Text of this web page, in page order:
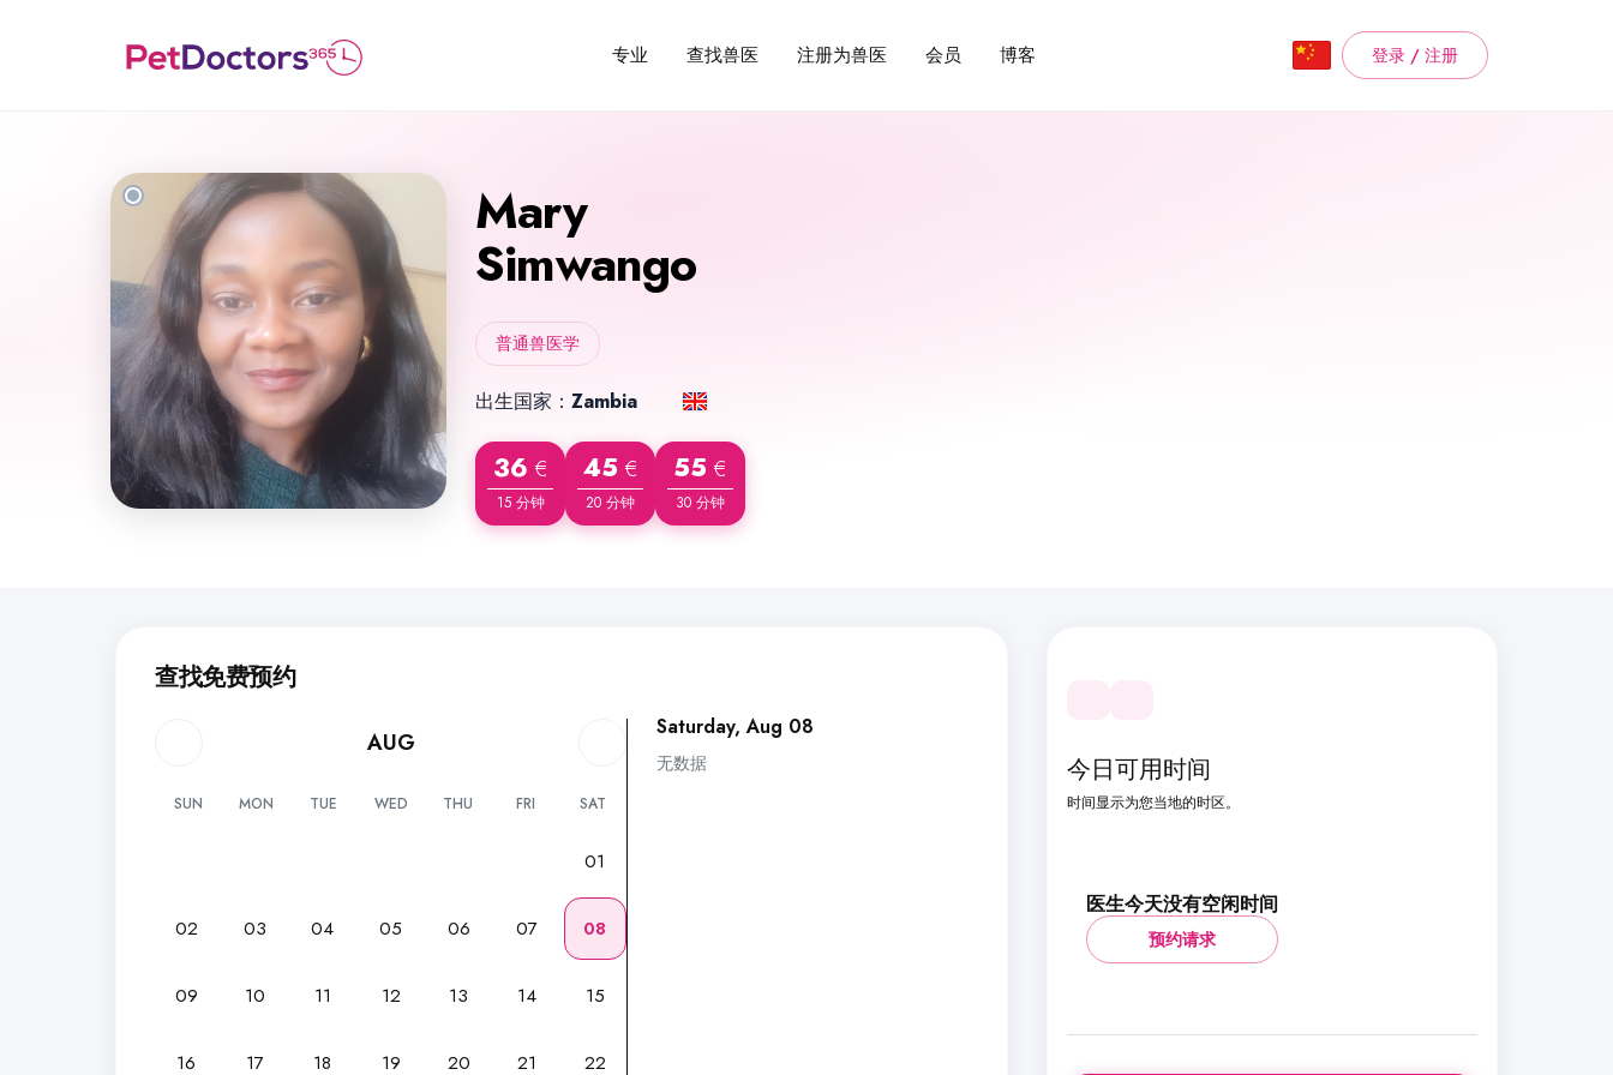
专业 查找兽医 注册为兽医 会员 博客 登录 / 注册
Mary
Simwango
普通兽医学
出生国家： Zambia
36 €
15 分钟
45 €
20 分钟
55 €
30 分钟
查找免费预约
AUG
SUN MON TUE WED THU FRI SAT
01
02 03 04 05 06 07 08
09 10 11 12 13 14 15
16 17 18 19 20 21 22
Saturday, Aug 08
无数据 今日可用时间
时间显示为您当地的时区。
医生今天没有空闲时间
预约请求